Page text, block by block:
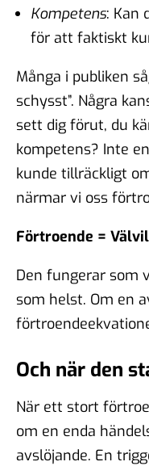
Kompetens: Kan
för att faktiskt
Många i publiken
schysst”. Några
sett dig förut, du
kompetens? Inte
kunde tillräckligt
närmar vi oss
Förtroende =
Den fungerar som
som helst. Om en
Och när den
När ett stort
om en enda
avslöjande. En